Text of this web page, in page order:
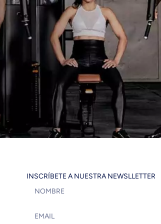
INSCRÍBETE A NUESTRA NEWSLLETTER